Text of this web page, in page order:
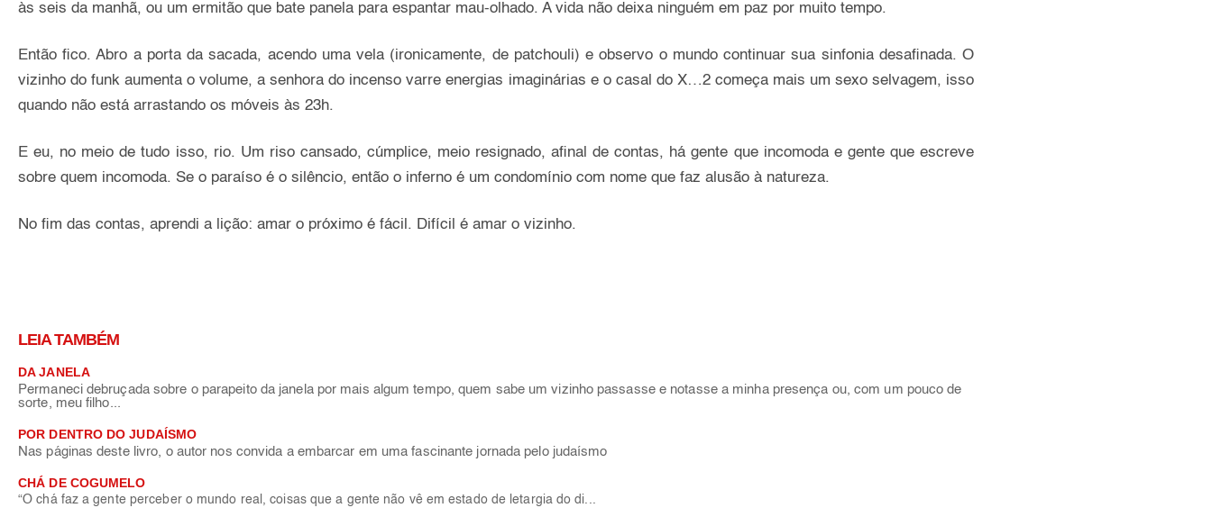
às seis da manhã, ou um ermitão que bate panela para espantar mau-olhado. A vida não deixa ninguém em paz por muito tempo.
Então fico. Abro a porta da sacada, acendo uma vela (ironicamente, de patchouli) e observo o mundo continuar sua sinfonia desafinada. O
vizinho do funk aumenta o volume, a senhora do incenso varre energias imaginárias e o casal do X…2 começa mais um sexo selvagem, isso
quando não está arrastando os móveis às 23h.
E eu, no meio de tudo isso, rio. Um riso cansado, cúmplice, meio resignado, afinal de contas, há gente que incomoda e gente que escreve
sobre quem incomoda. Se o paraíso é o silêncio, então o inferno é um condomínio com nome que faz alusão à natureza.
No fim das contas, aprendi a lição: amar o próximo é fácil. Difícil é amar o vizinho.
LEIA TAMBÉM
DA JANELA
Permaneci debruçada sobre o parapeito da janela por mais algum tempo, quem sabe um vizinho passasse e notasse a minha presença ou, com um pouco de
sorte, meu filho...
POR DENTRO DO JUDAÍSMO
Nas páginas deste livro, o autor nos convida a embarcar em uma fascinante jornada pelo judaísmo
CHÁ DE COGUMELO
“O chá faz a gente perceber o mundo real, coisas que a gente não vê em estado de letargia do di...